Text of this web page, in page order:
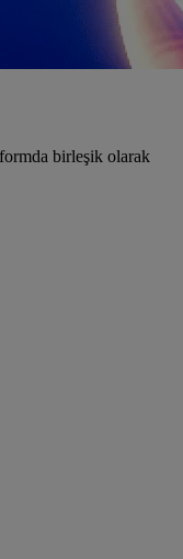
birleşik olarak